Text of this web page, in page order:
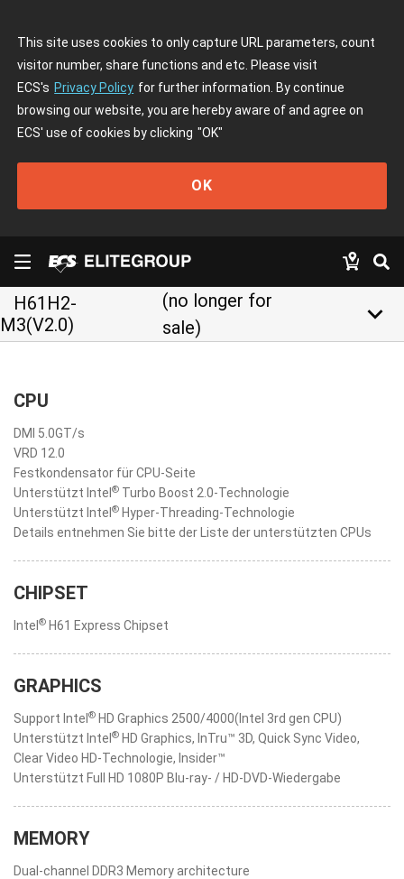
This site uses cookies to only capture URL parameters, count
visitor number, share functions and etc. Please visit
ECS's Privacy Policy for further information. By continue
browsing our website, you are hereby aware of and agree on
ECS' use of cookies by clicking "OK"
OK
H61H2-
M3(V2.0)
(no longer for
sale)
keyboard_arrow_down
CPU
DMI 5.0GT/s
VRD 12.0
Festkondensator für CPU-Seite
Unterstützt Intel ® Turbo Boost 2.0-Technologie
Unterstützt Intel ® Hyper-Threading-Technologie
Details entnehmen Sie bitte der Liste der unterstützten CPUs
CHIPSET
Intel ® H61 Express Chipset
GRAPHICS
Support Intel ® HD Graphics 2500/4000(Intel 3rd gen CPU)
Unterstützt Intel ® HD Graphics, InTru™ 3D, Quick Sync Video,
Clear Video HD-Technologie, Insider™
Unterstützt Full HD 1080P Blu-ray- / HD-DVD-Wiedergabe
MEMORY
Dual-channel DDR3 Memory architecture